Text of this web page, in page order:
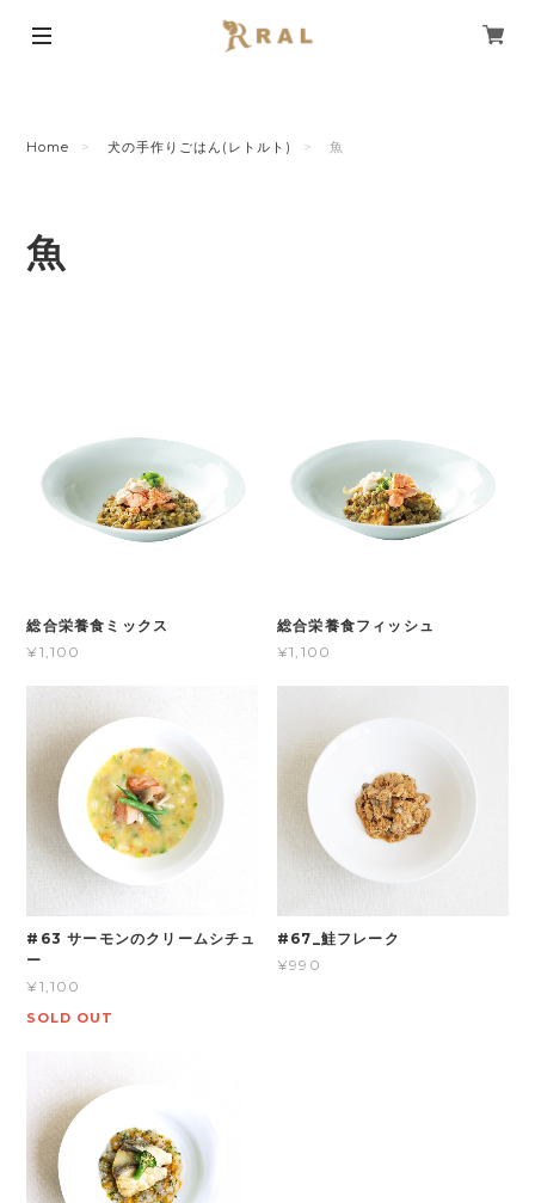
Home 犬の手作りごはん(レトルト) 魚
魚
総合栄養食ミックス
¥1,100
総合栄養食フィッシュ
¥1,100
#63 サーモンのクリームシチュ
ー
¥1,100
SOLD OUT
#67_鮭フレーク
¥990